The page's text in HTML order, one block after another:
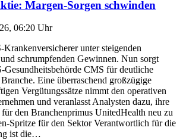
Margen-Sorgen schwinden
06:20 Uhr
unter steigenden
schrumpfenden Gewinnen. Nun sorgt
Gesundheitsbehörde CMS für deutliche
Eine überraschend großzügige
Vergütungssätze nimmt den operativen
und veranlasst Analysten dazu, ihre
den Branchenprimus UnitedHealth neu zu
Spritze für den Sektor Verantwortlich für die
ist die…